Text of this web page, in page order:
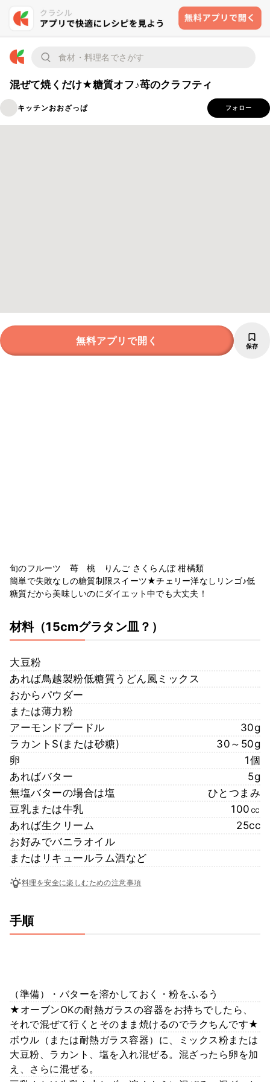
混ぜて焼くだけ★糖質オフ♪苺のクラフティ
キッチンおおざっぱ フォロー
無料アプリで開く 保存
旬のフルーツ 苺 桃 りんご さくらんぼ 柑橘類
簡単で失敗なしの糖質制限スイーツ★チェリー洋なしリンゴ♪低
糖質だから美味しいのにダイエット中でも大丈夫！
材料（15cmグラタン皿？）
大豆粉
あれば鳥越製粉低糖質うどん風ミックス
おからパウダー
または薄力粉
アーモンドプードル
30g
ラカントS(または砂糖)
30～50g
卵
1個
あればバター
5g
無塩バターの場合は塩
ひとつまみ
豆乳または牛乳
100㏄
あれば生クリーム
25cc
お好みでバニラオイル
またはリキュールラム酒など
料理を安全に楽しむための注意事項
手順
（準備）・バターを溶かしておく・粉をふるう
★オーブンOKの耐熱ガラスの容器をお持ちでしたら、
それで混ぜて行くとそのまま焼けるのでラクちんです★
ボウル（または耐熱ガラス容器）に、ミックス粉または
大豆粉、ラカント、塩を入れ混ぜる。混ざったら卵を加
え、さらに混ぜる。